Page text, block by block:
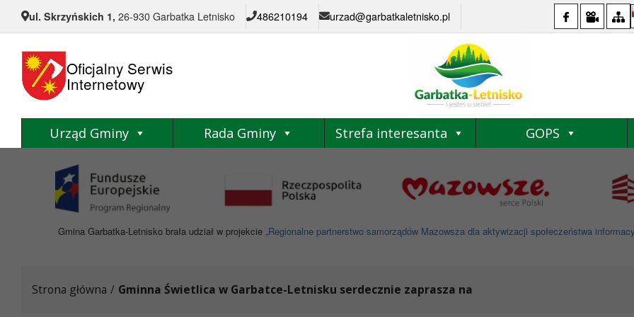
ul. Skrzyńskich 1, 26-930 Garbatka Letnisko 486210194 urzad@garbatkaletnisko.pl
Oficjalny Serwis
Internetowy
Urząd Gminy Rada Gminy Strefa interesanta GOPS
Gmina Garbatka-Letnisko brała udział w projekcie „Regionalne partnerstwo samorządów Mazowsza dla aktywizacji społeczeństwa
Strona główna / Gminna Świetlica w Garbatce-Letnisku serdecznie zaprasza na